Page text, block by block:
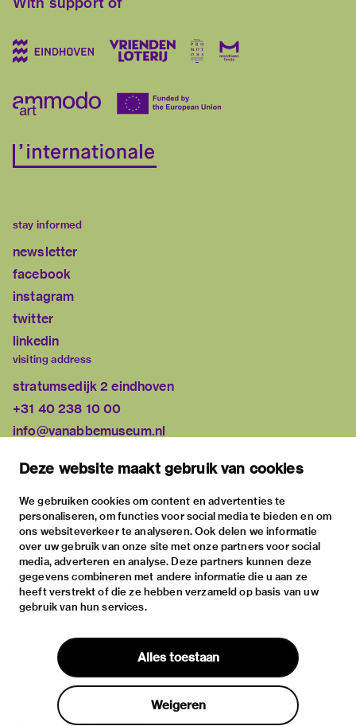
Deze website maakt gebruik van cookies
We gebruiken cookies om content en advertenties te
personaliseren, om functies voor social media te bieden en om
ons websiteverkeer te analyseren. Ook delen we informatie
over uw gebruik van onze site met onze partners voor social
media, adverteren en analyse. Deze partners kunnen deze
gegevens combineren met andere informatie die u aan ze
heeft verstrekt of die ze hebben verzameld op basis van uw
gebruik van hun services.
Alles toestaan
Weigeren
stay informed
newsletter
facebook
instagram
twitter
linkedin
visiting address
stratumsedijk 2 eindhoven
+31 40 238 10 00
info@vanabbemuseum.nl
exhibitions
activities
practical information
about
the museum
the collection
foundations & partners
contact
house rules
privacy & cookies